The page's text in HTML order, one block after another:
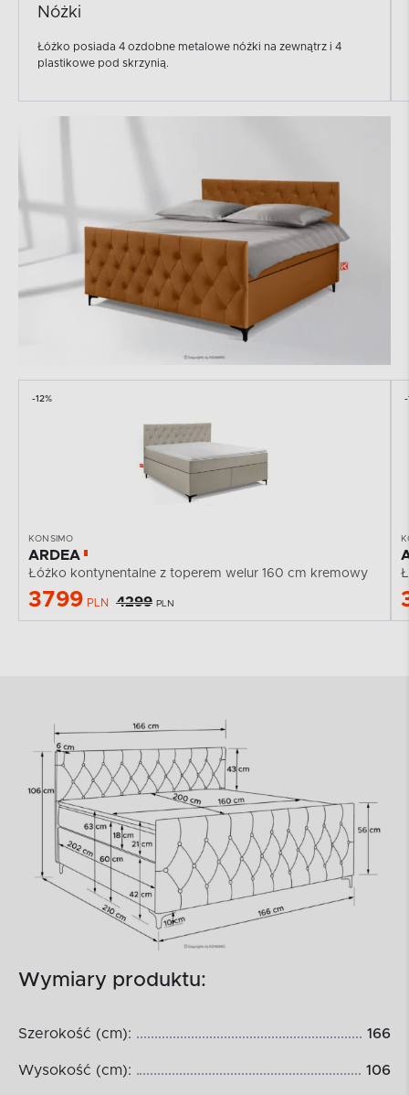
Nóżki
Łóżko posiada 4 ozdobne metalowe nóżki na zewnątrz i 4
plastikowe pod skrzynią.
-12%
KONSIMO
ARDEA
Łóżko kontynentalne z toperem welur 160 cm kremowy
3799 PLN 4299 PLN
-
Wymiary produktu:
Szerokość (cm): 166
Wysokość (cm): 106